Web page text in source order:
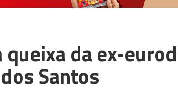
queixa da ex-
Santos